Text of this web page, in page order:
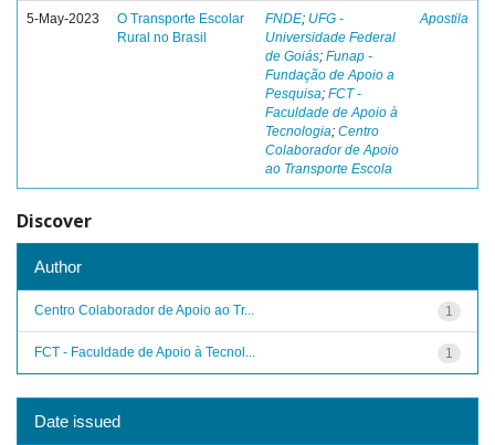
5-May-2023
O Transporte Escolar
Rural no Brasil
FNDE; UFG -
Universidade Federal
de Goiás; Funap -
Fundação de Apoio a
Pesquisa; FCT -
Faculdade de Apoio à
Tecnologia; Centro
Colaborador de Apoio
ao Transporte Escola
Apostila
Discover
Author
1
Centro Colaborador de Apoio ao Tr...
1
FCT - Faculdade de Apoio à Tecnol...
Date issued